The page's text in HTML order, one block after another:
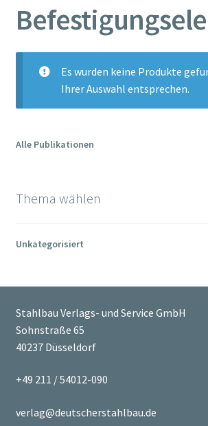
Korrekturseiten – Aktualisierungen
Mein Konto
Verlags- und Service GmbH
Widerrufsbelehrung
Datenschutzerklärung
Impressum
Es wurden keine Produkte
Ihrer Auswahl entsprechen.
Alle Publikationen
Thema wählen
Unkategorisiert
Stahlbau Verlags- und Service GmbH
Sohnstraße 65
40237 Düsseldorf
+49 211 / 54012-090
verlag@deutscherstahlbau.de